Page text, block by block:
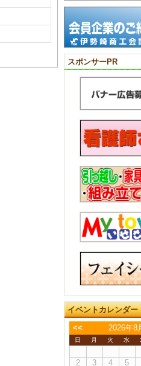
スポンサーPR
イベントカレンダー
<<
2026年8
日 月 火 水
2
3 4 5